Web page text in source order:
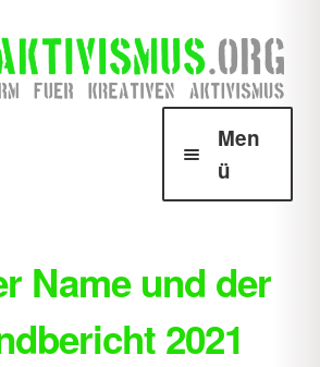
Men
ü
öffnen
Name und der
2021